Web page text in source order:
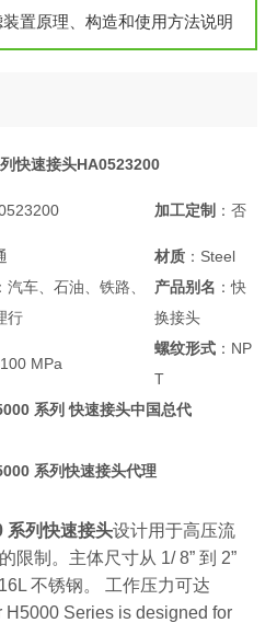
置原理、构造和使用方法说明
快速接头HA0523200
加工定制：否
材质：Steel
：汽车、石油、铁路、
行
产品别名 ：快
换接头
MPa
螺纹形式：NP
T
系列 快速接头中国总代
系列快速接头代理
系列快速接头设计用于高压流
限制。主体尺寸从 1/ 8” 到 2”
不锈钢。 工作压力可达
H5000 Series is designed for